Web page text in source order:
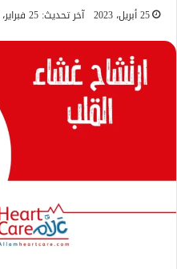
25 أبريل، 2023 آخر تحديث: 25 فبراير، 2025